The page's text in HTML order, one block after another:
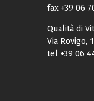
fax +39 06
Qualità di
Via Rovigo,
tel +39 06